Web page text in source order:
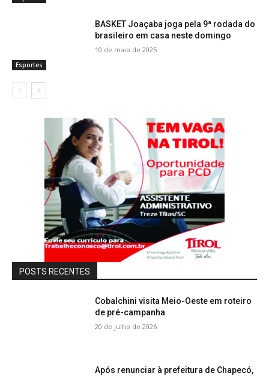
Esportes
BASKET Joaçaba joga pela 9ª rodada do
brasileiro em casa neste domingo
10 de maio de 2025
POSTS RECENTES
Cobalchini visita Meio-Oeste em roteiro
de pré-campanha
20 de julho de 2026
Após renunciar à prefeitura de Chapecó,